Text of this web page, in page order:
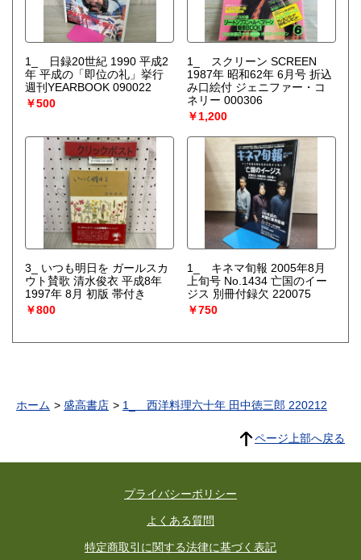
1_ 日録20世紀 1990 平成2
年 平成の「即位の礼」挙行
週刊YEARBOOK 090022
￥500
1_ スクリーン SCREEN
1987年 昭和62年 6月号 折込
み口絵付 ジェニファー・コ
ネリー 000306
￥1,200
3_ いつも明日を ガールスカ
ウト賛歌 清水俊衣 平成8年
1997年 8月 初版 帯付き
￥800
1_ キネマ旬報 2005年8月
上旬号 No.1434 亡国のイー
ジス 別冊付録欠 220075
￥750
ホーム 盛高書店 1_ 西洋料理六十年 田中徳三郎 220212
ページ上部へ戻る
プライバシーポリシー
よくある質問
特定商取引に関する法律に基づく表記